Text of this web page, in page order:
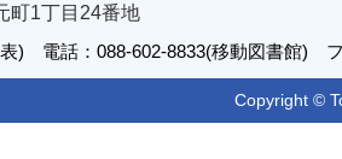
1丁目24番地
表) 電話：088-602-8833(移動図書館)
Copyright ©